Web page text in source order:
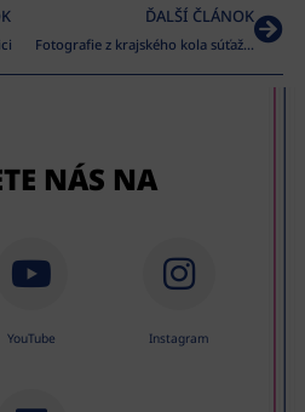
ĎALŠÍ ČLÁNOK
Fotografie z krajského kola súťaže Viva il canto 2019
NÁS NA
YouTube Instagram